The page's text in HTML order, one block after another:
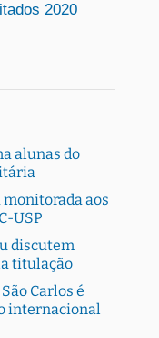
2020
alunas do
aos
USP
discutem
titulação
Carlos é
internacional